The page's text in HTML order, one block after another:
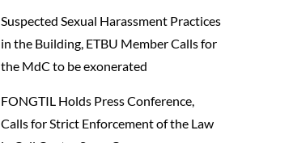
Suspected Sexual Harassment Practices
in the Building, ETBU Member Calls for
the MdC to be exonerated
FONGTIL Holds Press Conference,
Calls for Strict Enforcement of the Law